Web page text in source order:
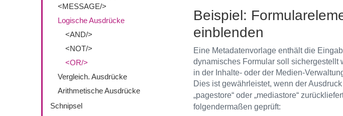
<MESSAGE/>
Logische Ausdrücke
<AND/>
<NOT/>
<OR/>
Vergleich. Ausdrücke
Arithmetische Ausdrücke
Schnipsel
Beispiel:
einblenden
Eine Metadatenvorlage enthält die
dynamisches Formular soll
in der Inhalte- oder der Medien-
Dies ist gewährleistet, wenn der Ausdruck
„pagestore“ oder „mediastore“
folgendermaßen geprüft: